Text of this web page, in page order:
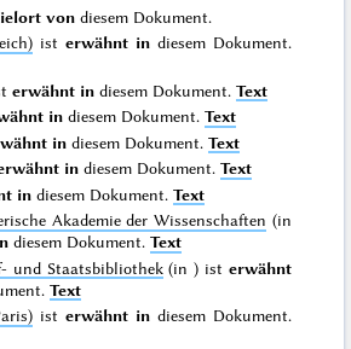
von diesem Dokument.
isterwähnt indiesem Dokument.
erwähnt in diesem Dokument.Text
in diesem Dokument.Text
in diesem Dokument.Text
in diesem Dokument.Text
in diesem Dokument.Text
Akademie der Wissenschaften (in
diesem Dokument.Text
und Staatsbibliothek(in) ist erwähnt
Text
isterwähnt indiesem Dokument.